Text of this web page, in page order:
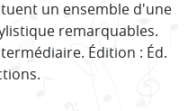
un ensemble d'une
remarquables.
Édition : Éd.